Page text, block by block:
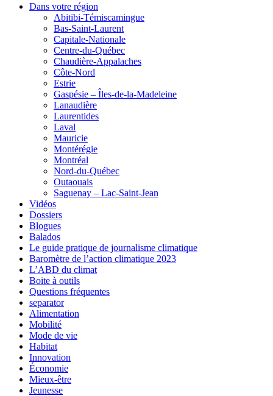
Dans votre région
Abitibi-Témiscamingue
Bas-Saint-Laurent
Capitale-Nationale
Centre-du-Québec
Chaudière-Appalaches
Côte-Nord
Estrie
Gaspésie – Îles-de-la-Madeleine
Lanaudière
Laurentides
Laval
Mauricie
Montérégie
Montréal
Nord-du-Québec
Outaouais
Saguenay – Lac-Saint-Jean
Vidéos
Dossiers
Blogues
Balados
Le guide pratique de journalisme climatique
Baromètre de l’action climatique 2023
L’ABD du climat
Boite à outils
Questions fréquentes
separator
Alimentation
Mobilité
Mode de vie
Habitat
Innovation
Économie
Mieux-être
Jeunesse